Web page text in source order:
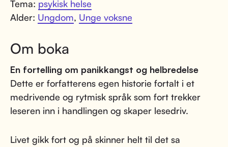
Tema: psykisk helse
Alder: Ungdom, Unge voksne
Om boka
En fortelling om panikkangst og helbredelse
Dette er forfatterens egen historie fortalt i et
medrivende og rytmisk språk som fort trekker
leseren inn i handlingen og skaper lesedriv.
Livet gikk fort og på skinner helt til det sa